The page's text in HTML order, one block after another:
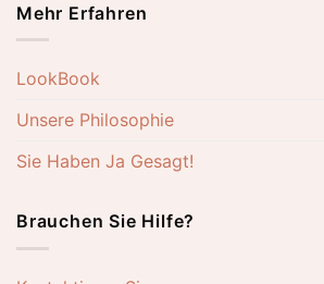
Mehr Erfahren
LookBook
Unsere Philosophie
Sie Haben Ja Gesagt!
Brauchen Sie Hilfe?